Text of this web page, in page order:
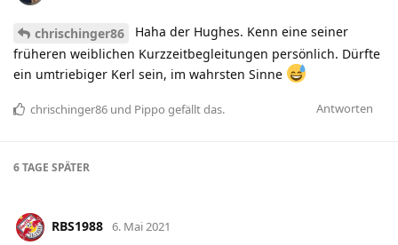
chrischinger86
Haha der Hughes. Kenn eine seiner
früheren weiblichen Kurzzeitbegleitungen persönlich. Dürfte
ein umtriebiger Kerl sein, im wahrsten Sinne
Antworten
chrischinger86 und Pippo gefällt das.
6 TAGE SPÄTER
RBS1988 6. Mai 2021